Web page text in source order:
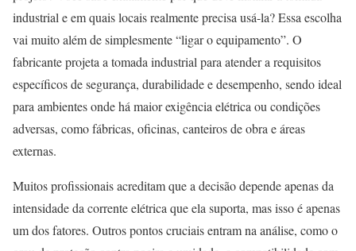
industrial e em quais locais realmente precisa usá-la? Essa escolha
vai muito além de simplesmente “ligar o equipamento”. O
fabricante projeta a tomada industrial para atender a requisitos
específicos de segurança, durabilidade e desempenho, sendo ideal
para ambientes onde há maior exigência elétrica ou condições
adversas, como fábricas, oficinas, canteiros de obra e áreas
externas.
Muitos profissionais acreditam que a decisão depende apenas da
intensidade da corrente elétrica que ela suporta, mas isso é apenas
um dos fatores. Outros pontos cruciais entram na análise, como o